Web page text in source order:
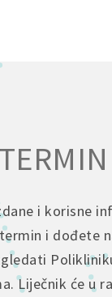
i korisne
i dođete
Liječnik će u